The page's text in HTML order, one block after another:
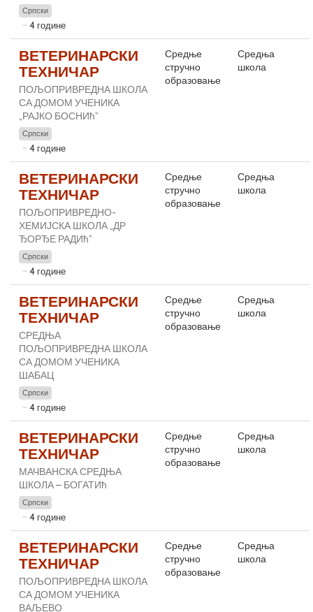
Српски
4 године
ВЕТЕРИНАРСКИ
ТЕХНИЧАР
ПОЉОПРИВРЕДНА ШКОЛА
СА ДОМОМ УЧЕНИКА
„РАЈКО БОСНИћ”
Српски
4 године
Средње
стручно
образовање
Средња
школа
ВЕТЕРИНАРСКИ
ТЕХНИЧАР
ПОЉОПРИВРЕДНО-
ХЕМИЈСКА ШКОЛА „ДР
ЂОРЂЕ РАДИћ”
Српски
4 године
Средње
стручно
образовање
Средња
школа
ВЕТЕРИНАРСКИ
ТЕХНИЧАР
СРЕДЊА
ПОЉОПРИВРЕДНА ШКОЛА
СА ДОМОМ УЧЕНИКА
ШАБАЦ
Српски
4 године
Средње
стручно
образовање
Средња
школа
ВЕТЕРИНАРСКИ
ТЕХНИЧАР
МАЧВАНСКА СРЕДЊА
ШКОЛА – БОГАТИћ
Српски
4 године
Средње
стручно
образовање
Средња
школа
ВЕТЕРИНАРСКИ
ТЕХНИЧАР
ПОЉОПРИВРЕДНА ШКОЛА
СА ДОМОМ УЧЕНИКА
ВАЉЕВО
Средње
стручно
образовање
Средња
школа